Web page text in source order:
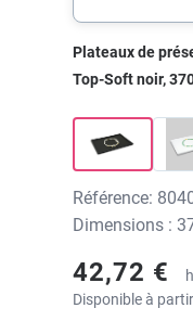
Plateaux de
Top-Soft noir,
Référence:
Dimensions :
42,72 €
Disponible à